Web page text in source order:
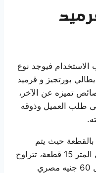
فيوجد نوع
بورتجيز و قرميد
تميزه عن الآخر،
طلب العميل وذوقه
بالقطعة حيث يتم
حساب السعر بالقطعة، يوجد في المتر 15 قطعة، تتراوح
سعر القطعة من 55 جنية مصر ل 60 جنيه مصري